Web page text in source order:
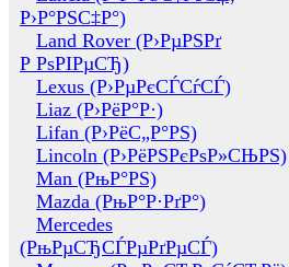
Р›Р°РЅС‡Р°)
Land Rover (Р›РµРЅРґ
Р РѕРІРµСЂ)
Lexus (Р›РµРєСЃСѓСЃ)
Liaz (Р›РёР°Р·)
Lifan (Р›РёС„Р°РЅ)
Lincoln (Р›РёРЅРєРѕР»СЊРЅ)
Man (РњР°РЅ)
Mazda (РњР°Р·РґР°)
Mercedes
(РњРµСЂСЃРµРґРµСЃ)